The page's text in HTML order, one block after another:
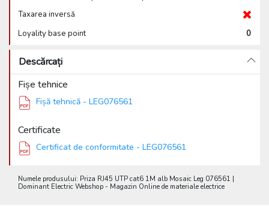
Taxarea inversă
Loyality base point
0
Descărcați
Fișe tehnice
Fișă tehnică - LEG076561
Certificate
Certificat de conformitate - LEG076561
Numele produsului: Priza RJ45 UTP cat6 1M alb Mosaic Leg 076561 |
Dominant Electric Webshop - Magazin Online de materiale electrice